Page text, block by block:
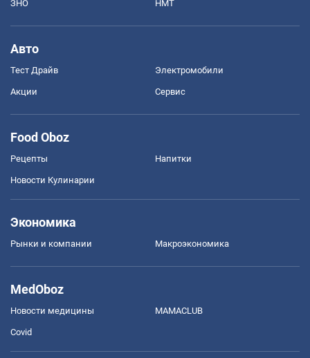
ЗНО НМТ
Авто
Тест Драйв Электромобили
Акции Сервис
Food Oboz
Рецепты Напитки
Новости Кулинарии
Экономика
Рынки и компании Mакроэкономика
MedOboz
Новости медицины MAMACLUB
Covid